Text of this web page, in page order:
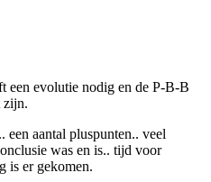
een evolutie nodig en de P-B-B
zijn.
aantal pluspunten.. veel
was en is.. tijd voor
is er gekomen.